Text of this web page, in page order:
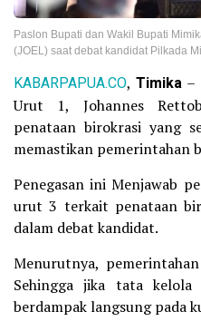
Paslon Bupati dan Wakil Bupati
(JOEL) saat debat kandidat Pilkada
KABARPAPUA.CO,Timika –
Urut 1, Johannes
penataan birokrasi yang
memastikan pemerintahan
Penegasan ini Menjawab
urut 3 terkait penataan
dalam debat kandidat.
Menurutnya,
Sehingga jika tata
berdampak langsung pada